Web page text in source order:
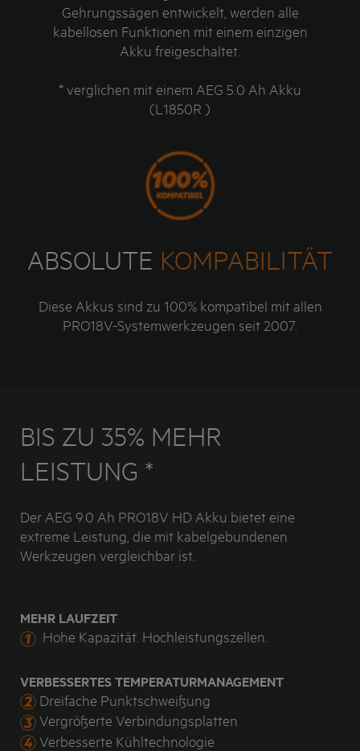
Gehrungssägen entwickelt, werden alle
kabellosen Funktionen mit einem einzigen
Akku freigeschaltet.
* verglichen mit einem AEG 5.0 Ah Akku
(L1850R )
ABSOLUTE KOMPABILITÄT
Diese Akkus sind zu 100% kompatibel mit allen
PRO18V-Systemwerkzeugen seit 2007.
BIS ZU 35% MEHR
LEISTUNG *
Der AEG 9.0 Ah PRO18V HD Akku bietet eine
extreme Leistung, die mit kabelgebundenen
Werkzeugen vergleichbar ist.
MEHR LAUFZEIT
Hohe Kapazität. Hochleistungszellen.
VERBESSERTES TEMPERATURMANAGEMENT
Dreifache Punktschweißung
Vergrößerte Verbindungsplatten
Verbesserte Kühltechnologie